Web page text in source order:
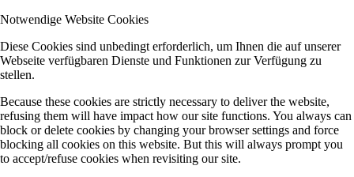
Notwendige Website Cookies
Diese Cookies sind unbedingt erforderlich, um Ihnen die auf unserer
Webseite verfügbaren Dienste und Funktionen zur Verfügung zu
stellen.
Because these cookies are strictly necessary to deliver the website,
refusing them will have impact how our site functions. You always can
block or delete cookies by changing your browser settings and force
blocking all cookies on this website. But this will always prompt you
to accept/refuse cookies when revisiting our site.